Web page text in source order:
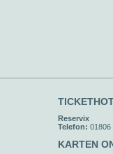
Reservix
Telefon: 01806
KARTEN